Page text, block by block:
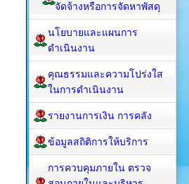
จัดจ้างหรือการจัดหาพัสดุ
นโยบายและแผนการ
ดำเนินงาน
คุณธรรมและความโปร่งใส
ในการดำเนินงาน
รายงานการเงิน การคลัง
ข้อมูลสถิติการให้บริการ
การควบคุมภายใน ตรวจ